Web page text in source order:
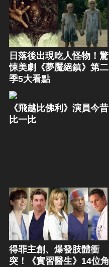
日落後出現吃人怪物！驚
悚美劇《夢魘絕鎮》第二
季5大看點
《飛越比佛利》演員今昔
比一比
得罪主創、爆發肢體衝
突！《實習醫生》14位角